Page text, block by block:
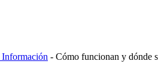
Información - Cómo funcionan y dónde